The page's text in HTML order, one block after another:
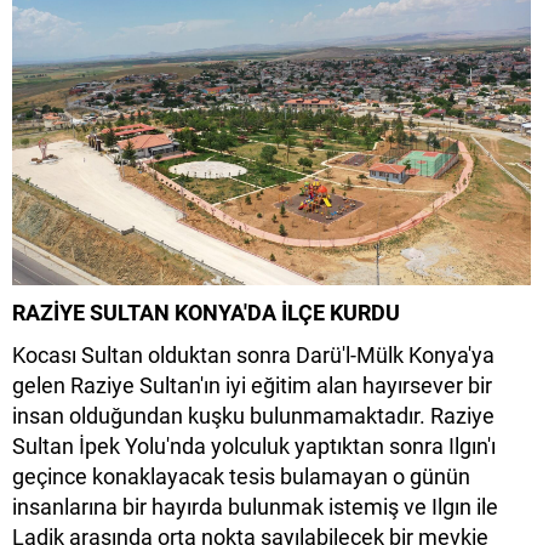
RAZİYE SULTAN KONYA'DA İLÇE KURDU
Kocası Sultan olduktan sonra Darü'l-Mülk Konya'ya
gelen Raziye Sultan'ın iyi eğitim alan hayırsever bir
insan olduğundan kuşku bulunmamaktadır. Raziye
Sultan İpek Yolu'nda yolculuk yaptıktan sonra Ilgın'ı
geçince konaklayacak tesis bulamayan o günün
insanlarına bir hayırda bulunmak istemiş ve Ilgın ile
Ladik arasında orta nokta sayılabilecek bir mevkie